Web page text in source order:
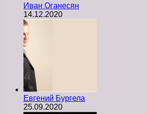
Иван Оганесян
14.12.2020
Евгений Бургела
25.09.2020